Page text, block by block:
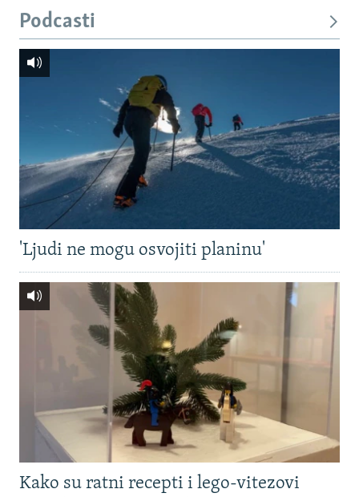
Podcasti
'Ljudi ne mogu osvojiti planinu'
Kako su ratni recepti i lego-vitezovi